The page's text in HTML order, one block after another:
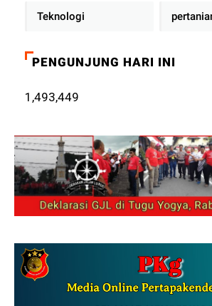
Teknologi
PENGUNJUNG HARI INI
1,493,449